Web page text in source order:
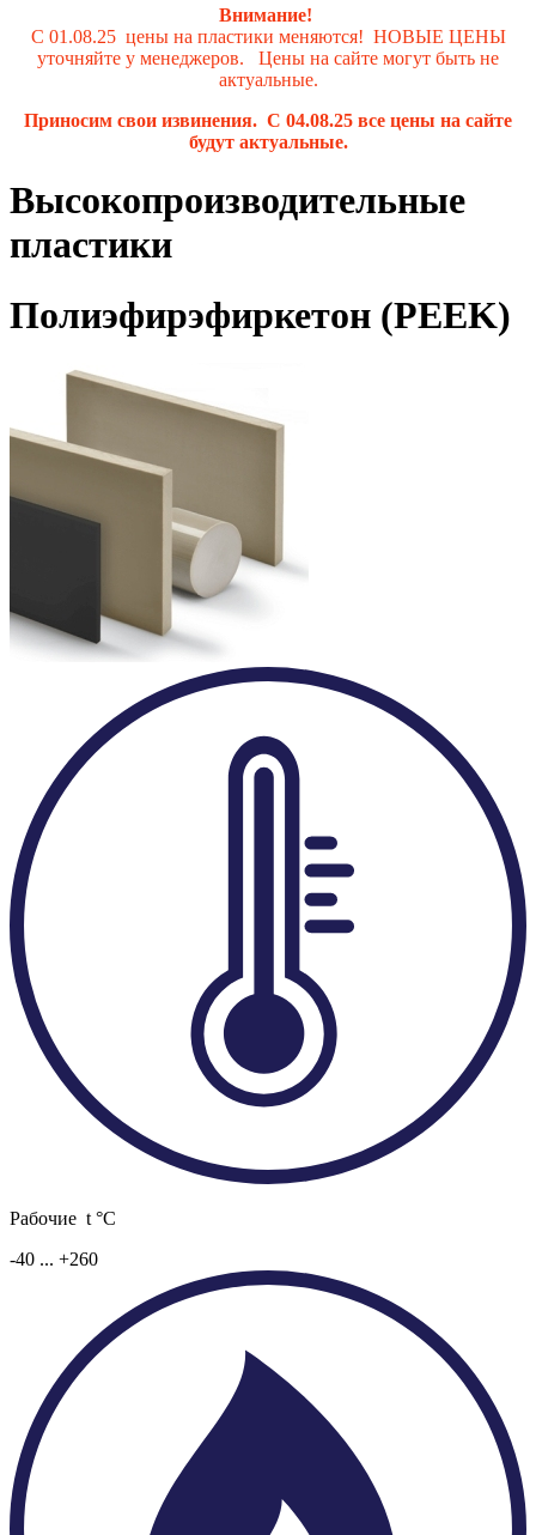
Внимание!
С 01.08.25 цены на пластики меняются! НОВЫЕ ЦЕНЫ
уточняйте у менеджеров. Цены на сайте могут быть не
актуальные.
Приносим свои извинения. С 04.08.25 все цены на сайте
будут актуальные.
Высокопроизводительные
пластики
Полиэфирэфиркетон (PEEK)
Рабочие t °C
-40 ... +260